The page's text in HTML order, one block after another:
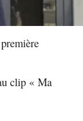
clip « Ma